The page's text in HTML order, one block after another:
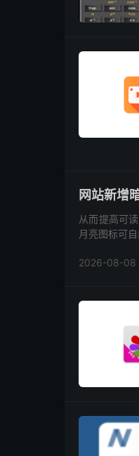
网站新增
从而提高可
月亮图标可
2026-08-08